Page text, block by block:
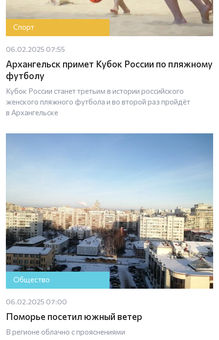
Спорт
06.02.2025 07:55
Архангельск примет Кубок России по пляжному
футболу
Кубок России станет третьим в истории российского
женского пляжного футбола и во второй раз пройдёт
в Архангельске
Общество
06.02.2025 07:00
Поморье посетил южный ветер
В регионе облачно с прояснениями